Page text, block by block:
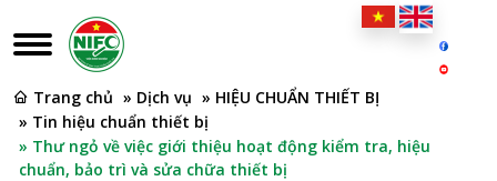
Trang chủ » Dịch vụ » HIỆU CHUẨN THIẾT BỊ
» Tin hiệu chuẩn thiết bị
» Thư ngỏ về việc giới thiệu hoạt động kiểm tra, hiệu
chuẩn, bảo trì và sửa chữa thiết bị